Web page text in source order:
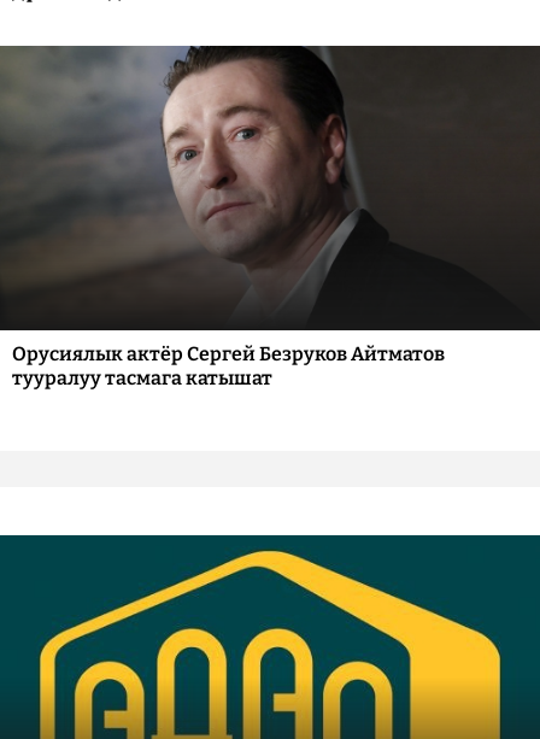
Орусиялык актёр Сергей Безруков Айтматов
тууралуу тасмага катышат